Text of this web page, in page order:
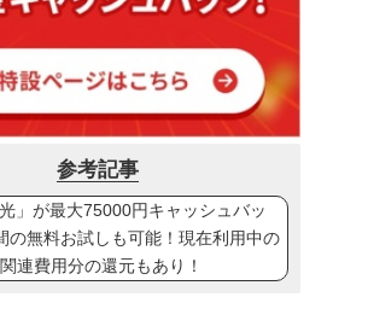
参考記事
光」が最大75000円キャッシュバッ
の無料お試しも可能！現在利用中の
連費用分の還元もあり！